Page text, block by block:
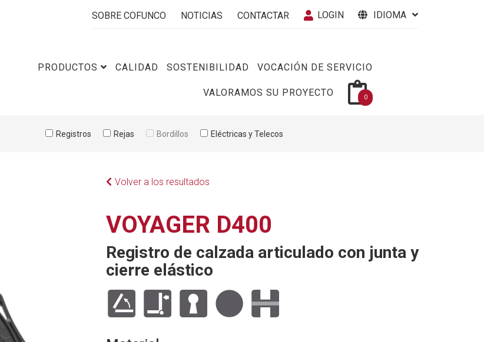
SOBRE COFUNCO NOTICIAS CONTACTAR LOGIN IDIOMA
PRODUCTOS CALIDAD SOSTENIBILIDAD VOCACIÓN DE SERVICIO
VALORAMOS SU PROYECTO 0
Registros Rejas Bordillos Eléctricas y Telecos
Volver a los resultados
VOYAGER D400
Registro de calzada articulado con junta y
cierre elástico